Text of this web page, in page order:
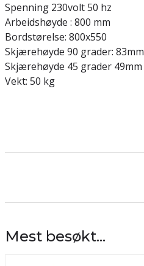
Spenning 230volt 50 hz
Arbeidshøyde : 800 mm
Bordstørelse: 800x550
Skjærehøyde 90 grader: 83mm
Skjærehøyde 45 grader 49mm
Vekt: 50 kg
Mest besøkt...